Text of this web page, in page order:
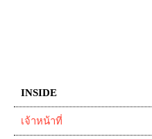
INSIDE
เจ้าหน้าที่